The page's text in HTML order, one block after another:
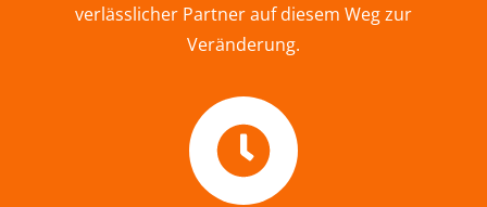
verlässlicher Partner auf diesem Weg zur
Veränderung.